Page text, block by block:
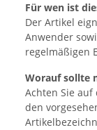
Für wen ist
Der Artikel
Anwender
regelmäßigen
Worauf sollte
Achten Sie
den